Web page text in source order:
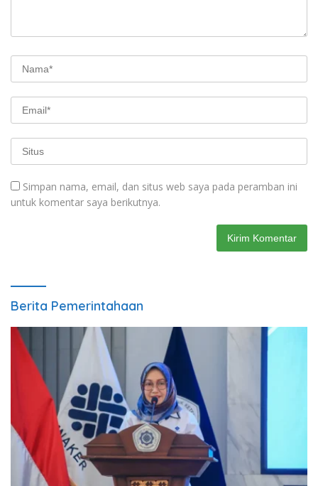
Simpan nama, email, dan situs web saya pada peramban ini
untuk komentar saya berikutnya.
Berita Pemerintahaan